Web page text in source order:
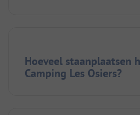
Hoeveel staanplaatsen
Camping Les Osiers?